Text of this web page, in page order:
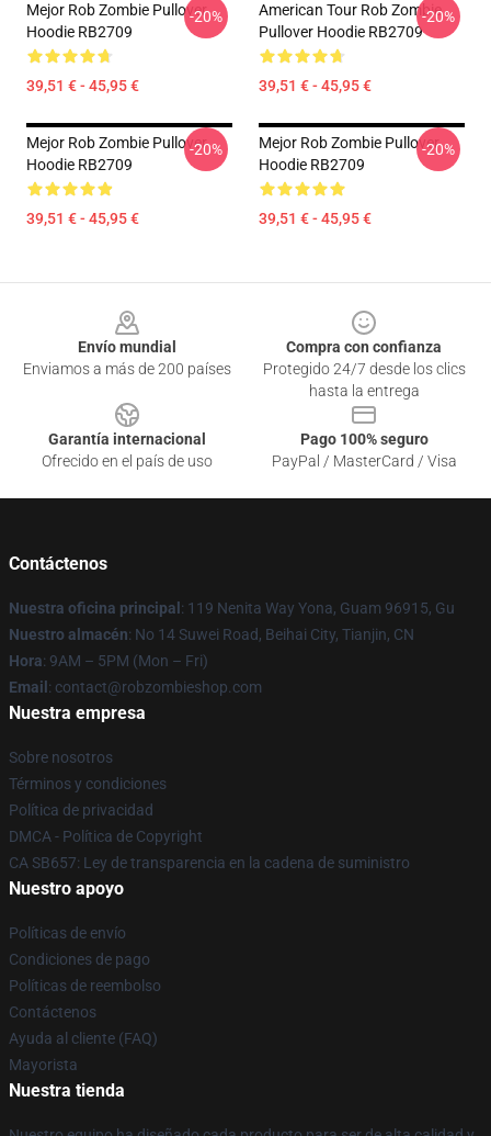
Mejor Rob Zombie Pullover
Hoodie RB2709
39,51 € - 45,95 €
-20%
American Tour Rob Zombie
Pullover Hoodie RB2709
39,51 € - 45,95 €
-20%
Mejor Rob Zombie Pullover
Hoodie RB2709
39,51 € - 45,95 €
-20%
Mejor Rob Zombie Pullover
Hoodie RB2709
39,51 € - 45,95 €
-20%
Envío mundial
Enviamos a más de 200 países
Compra con confianza
Protegido 24/7 desde los clics
hasta la entrega
Garantía internacional
Ofrecido en el país de uso
Pago 100% seguro
PayPal / MasterCard / Visa
Contáctenos
Nuestra oficina principal : 119 Nenita Way Yona, Guam 96915, Gu
Nuestro almacén: No 14 Suwei Road, Beihai City, Tianjin, CN
Hora: 9AM – 5PM (Mon – Fri)
Email : contact@robzombieshop.com
Nuestra empresa
Sobre nosotros
Términos y condiciones
Política de privacidad
DMCA - Política de Copyright
CA SB657: Ley de transparencia en la cadena de suministro
Nuestro apoyo
Políticas de envío
Condiciones de pago
Políticas de reembolso
Contáctenos
Ayuda al cliente (FAQ)
Mayorista
Nuestra tienda